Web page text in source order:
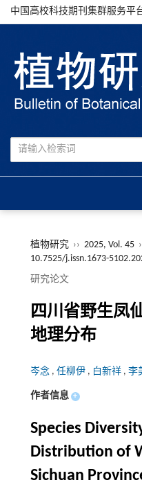
中国高校科技期刊集群服务平
植物研究 ›› 2025, Vol. 45
10.7525/j.issn.1673-
研究论文
四川省野生凤
地理分布
岑念 , 任柳伊 , 白新祥 , 李
作者信息 +
Species
Distribution of
Sichuan